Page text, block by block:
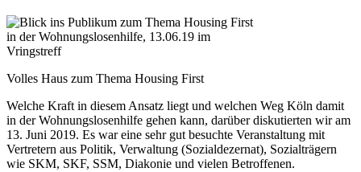
Volles Haus zum Thema Housing First
Welche Kraft in diesem Ansatz liegt und welchen Weg Köln damit
in der Wohnungslosenhilfe gehen kann, darüber diskutierten wir am
13. Juni 2019. Es war eine sehr gut besuchte Veranstaltung mit
Vertretern aus Politik, Verwaltung (Sozialdezernat), Sozialträgern
wie SKM, SKF, SSM, Diakonie und vielen Betroffenen.